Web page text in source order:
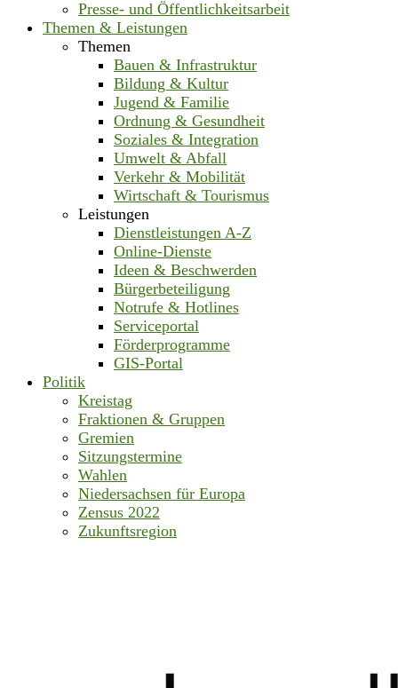
Presse- und Öffentlichkeitsarbeit
Themen & Leistungen
Themen
Bauen & Infrastruktur
Bildung & Kultur
Jugend & Familie
Ordnung & Gesundheit
Soziales & Integration
Umwelt & Abfall
Verkehr & Mobilität
Wirtschaft & Tourismus
Leistungen
Dienstleistungen A-Z
Online-Dienste
Ideen & Beschwerden
Bürgerbeteiligung
Notrufe & Hotlines
Serviceportal
Förderprogramme
GIS-Portal
Politik
Kreistag
Fraktionen & Gruppen
Gremien
Sitzungstermine
Wahlen
Niedersachsen für Europa
Zensus 2022
Zukunftsregion